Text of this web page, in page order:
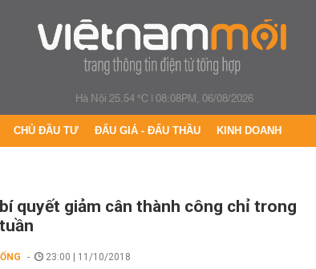
Hà Nội 25.54 °C|08:08PM, 06/08/2026
CHỦ ĐẦU TƯ ĐẤU GIÁ - ĐẤU THẦU KINH DOANH
quyết giảm cân thành công chỉ trong
23:00 | 11/10/2018